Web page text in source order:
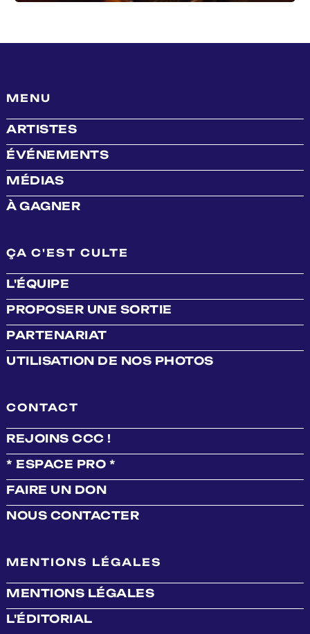
MENU
ARTISTES
ÉVÉNEMENTS
MÉDIAS
À GAGNER
ÇA C'EST CULTE
L'ÉQUIPE
PROPOSER UNE SORTIE
PARTENARIAT
UTILISATION DE NOS PHOTOS
CONTACT
REJOINS CCC !
* ESPACE PRO *
FAIRE UN DON
NOUS CONTACTER
MENTIONS LÉGALES
MENTIONS LÉGALES
L'ÉDITORIAL